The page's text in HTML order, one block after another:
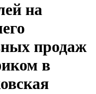
на
продаж
в